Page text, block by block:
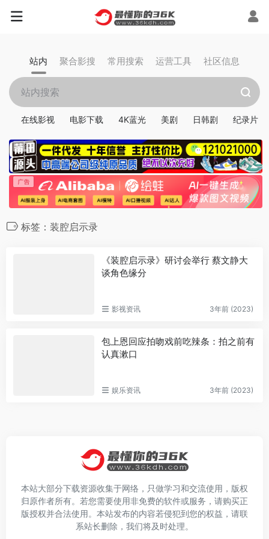
站内 聚合影搜 常用搜索 运营工具 社区信息
在线影视 电影下载 4K蓝光 美剧 日韩剧 纪录片
标签：装腔启示录
《装腔启示录》研讨会举行 蔡文静大
谈角色缘分
影视资讯 3年前 (2023)
包上恩回应拍吻戏前吃辣条：拍之前有
认真漱口
娱乐资讯 3年前 (2023)
本站大部分下载资源收集于网络，只做学习和交流使用，版权
归原作者所有。若您需要使用非免费的软件或服务，请购买正
版授权并合法使用。本站发布的内容若侵犯到您的权益，请联
系站长删除，我们将及时处理。